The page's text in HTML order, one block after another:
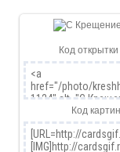
Код
Код